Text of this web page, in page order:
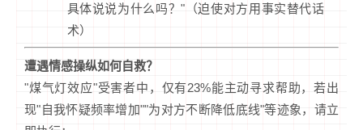
具体说说为什么吗？"（迫使对方用事实替代话
术）
遭遇情感操纵如何自救？
"煤气灯效应"受害者中，仅有23%能主动寻求帮助，若出
现"自我怀疑频率增加""为对方不断降低底线"等迹象，请立